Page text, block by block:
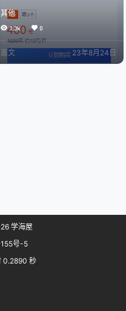
其他的都是得自己去找途径。而在B
站看番还得等过审。相对来说又是
一个不足。所以很多人转向了其他
网站或者通过磁力链接之类的。而
这些没有国内资质的网站很容易倒
闭，而且很多时候为了成本考虑他
其他
1.3k 0
嘉文 23年8月24日
学海屋
号-5
0.2890 秒